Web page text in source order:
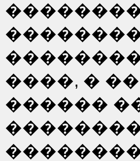
����, �
������